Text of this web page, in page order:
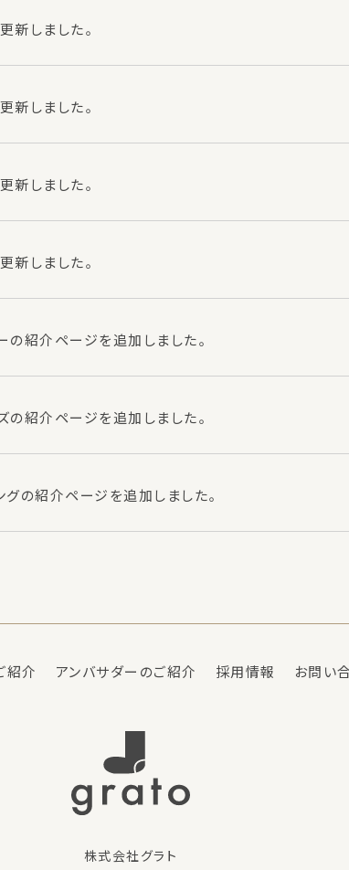
新しました。
新しました。
新しました。
新しました。
の紹介ページを追加しました。
の紹介ページを追加しました。
グの紹介ページを追加しました。
紹介 アンバサダーのご紹介 採用情報 お問い
株式会社グラト